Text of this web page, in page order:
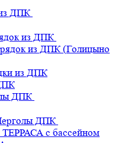
ДПК
из ДПК
из ДПК (Голицыно
из ДПК
ДПК
ДПК
с бассейном